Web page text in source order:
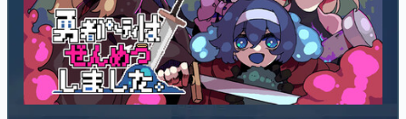
“ぜんめつ”してしまった勇者パーティから1人だけ選んで、ともに迷
宮からの脱出を目指すダンジョン探索RPGです。 ただし勇者は「は
い/いいえ」しか喋れず、魔法使いは魔法が使えず、戦士は可愛らし